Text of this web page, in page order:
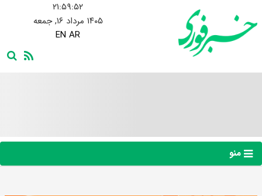
۲۱:۵۹:۵۳
۱۴۰۵ مرداد ۱۶, جمعه
EN AR
منو